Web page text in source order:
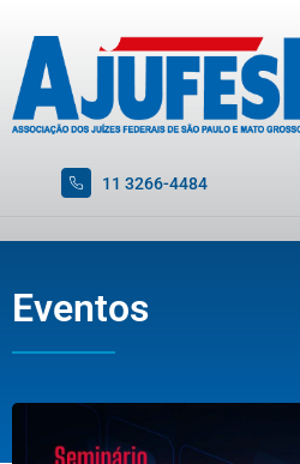
11 3266-4484
Eventos